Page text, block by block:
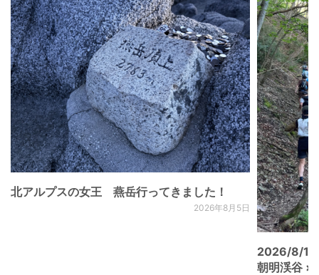
北アルプスの女王 燕岳行ってきました！
2026年8月5日
2026/8/
朝明渓谷 ×